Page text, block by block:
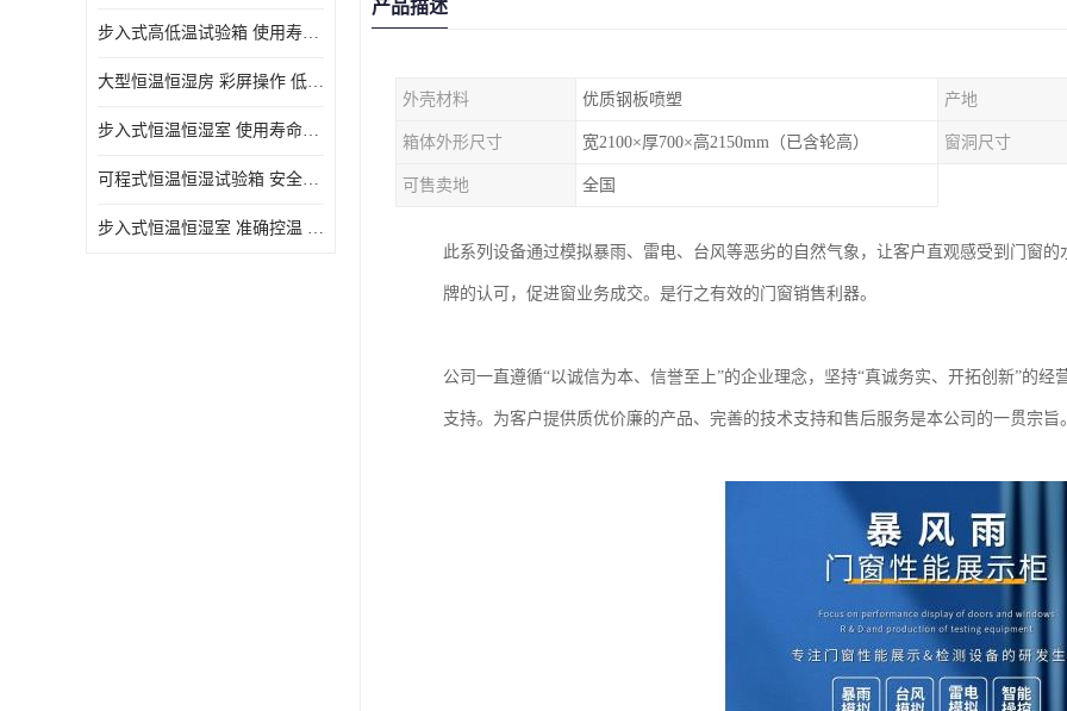
步入式高低温试验箱 使用寿命长 低耗电量 平稳电流
大型恒温恒湿房 彩屏操作 低耗电量 平稳电流
步入式恒温恒湿室 使用寿命长 移动和放置方便
可程式恒温恒湿试验箱 安全可靠 美观实用 清洁更方便
步入式恒温恒湿室 准确控温 试验周期自动化程度高
产品描述
外壳材料 优质钢板喷塑 产地
箱体外形尺寸 宽2100×厚700×高2150mm（已含轮高） 窗洞尺寸
可售卖地 全国
此系列设备通过模拟暴雨、雷电、台风等恶劣的自然气象，让客户直观感受到门窗
牌的认可，促进窗业务成交。是行之有效的门窗销售利器。
公司一直遵循“以诚信为本、信誉至上”的企业理念，坚持“真诚务实、开拓创新”的
支持。为客户提供质优价廉的产品、完善的技术支持和售后服务是本公司的一贯宗旨